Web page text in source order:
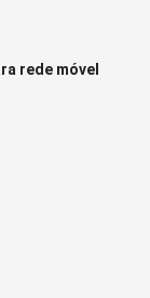
rede móvel